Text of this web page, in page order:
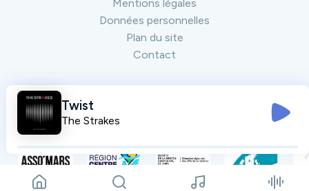
Mentions légales
Données personnelles
Plan du site
Contact
Nos partenaires Tout voir
Twist
The Strakes